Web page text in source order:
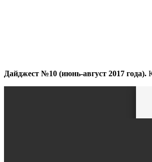
Дайджест №10 (июнь-август 2017 года).